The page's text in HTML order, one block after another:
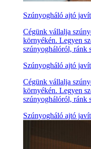
Szúnyogháló ajtó
Cégünk vállalja
környékén. Legyen
szúnyoghálóról, ránk
Szúnyogháló ajtó
Cégünk vállalja
környékén. Legyen
szúnyoghálóról, ránk
Szúnyogháló ajtó